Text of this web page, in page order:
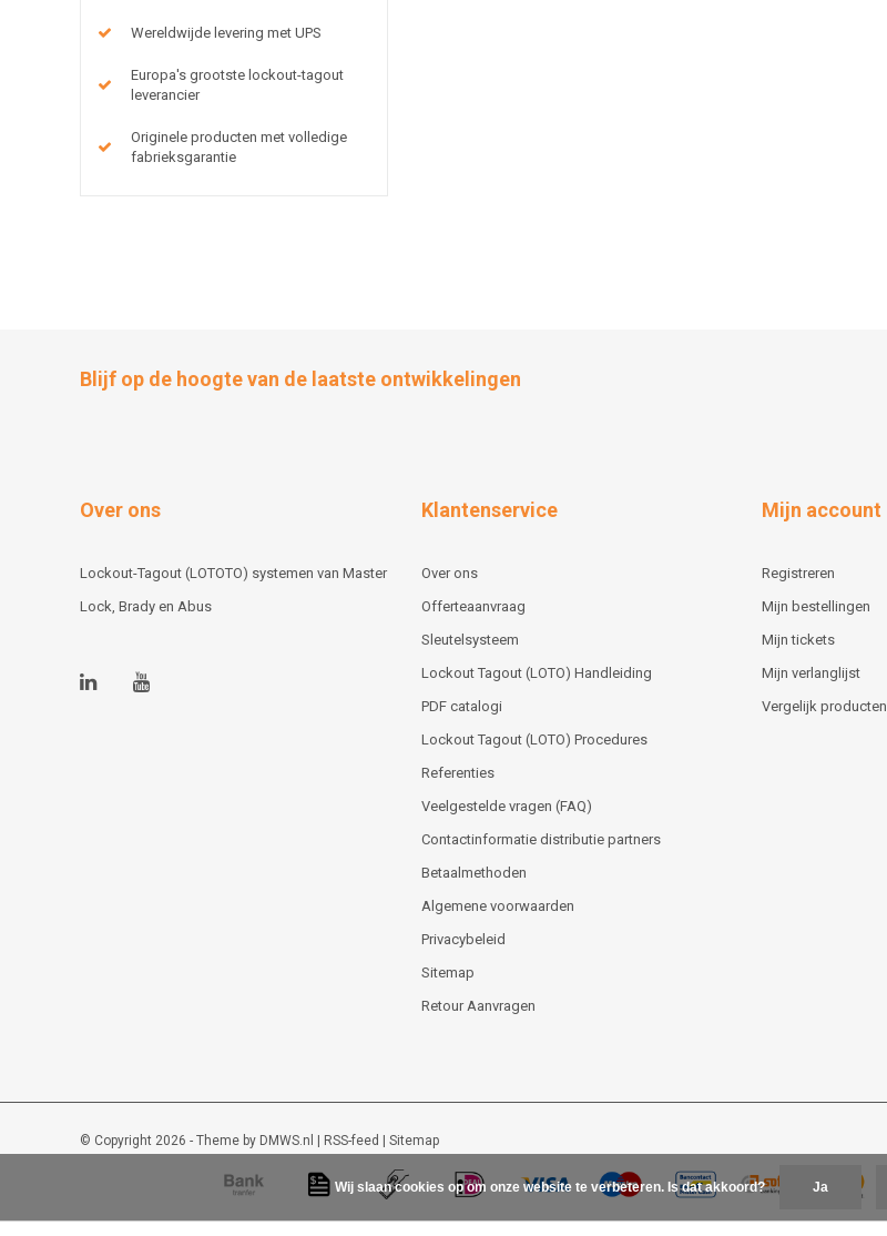
Wereldwijde levering met UPS
Europa's grootste lockout-tagout
leverancier
Originele producten met volledige
fabrieksgarantie
Blijf op de hoogte van de laatste ontwikkelingen
Over ons
Lockout-Tagout (LOTOTO) systemen van Master
Lock, Brady en Abus
Klantenservice
Over ons
Offerteaanvraag
Sleutelsysteem
Lockout Tagout (LOTO) Handleiding
PDF catalogi
Lockout Tagout (LOTO) Procedures
Referenties
Veelgestelde vragen (FAQ)
Contactinformatie distributie partners
Betaalmethoden
Algemene voorwaarden
Privacybeleid
Sitemap
Retour Aanvragen
Mijn account
Registreren
Mijn bestellingen
Mijn tickets
Mijn verlanglijst
Vergelijk producten
© Copyright 2026 - Theme by DMWS.nl | RSS-feed | Sitemap
Lockout-tagout-shop 9/10-48beoordelingen opKiyoh
Wij slaan cookies op om onze website te verbeteren. Is dat akkoord? Ja